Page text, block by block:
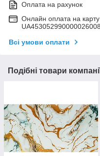
Оплата на рахунок
Онлайн оплата на
Всі умови оплати
Подібні товари